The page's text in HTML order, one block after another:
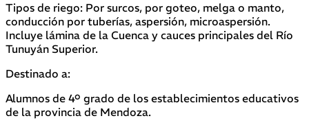
Tipos de riego: Por surcos, por goteo, melga o manto,
conducción por tuberías, aspersión, microaspersión.
Incluye lámina de la Cuenca y cauces principales del Río
Tunuyán Superior.
Destinado a:
Alumnos de 4º grado de los establecimientos educativos
de la provincia de Mendoza.